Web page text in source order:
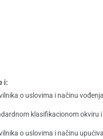
i:
o uslovima i načinu
klasifikacionom okviru
o uslovima i načinu